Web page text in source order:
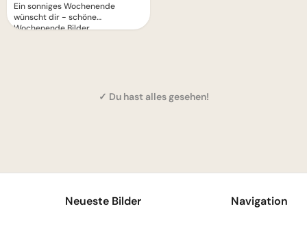
Ein sonniges Wochenende
wünscht dir - schöne
Wochenende Bilder
✓ Du hast alles gesehen!
Neueste Bilder Navigation